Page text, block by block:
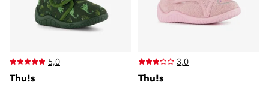
5,0
Thu!s
3,0
Thu!s